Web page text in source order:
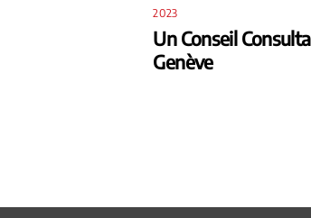
2023
Un Conseil
Genève